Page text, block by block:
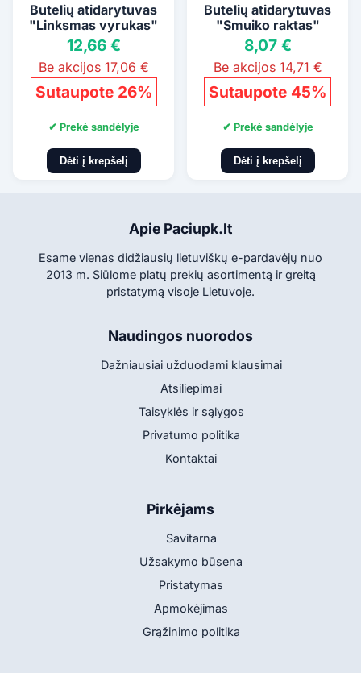
Butelių atidarytuvas
"Linksmas vyrukas"
12,66 €
Be akcijos 17,06 €
Sutaupote 26%
✔ Prekė sandėlyje
Dėti į krepšelį
Butelių atidarytuvas
"Smuiko raktas"
8,07 €
Be akcijos 14,71 €
Sutaupote 45%
✔ Prekė sandėlyje
Dėti į krepšelį
Apie Paciupk.lt
Esame vienas didžiausių lietuviškų e-pardavėjų nuo
2013 m. Siūlome platų prekių asortimentą ir greitą
pristatymą visoje Lietuvoje.
Naudingos nuorodos
Dažniausiai užduodami klausimai
Atsiliepimai
Taisyklės ir sąlygos
Privatumo politika
Kontaktai
Pirkėjams
Savitarna
Užsakymo būsena
Pristatymas
Apmokėjimas
Grąžinimo politika